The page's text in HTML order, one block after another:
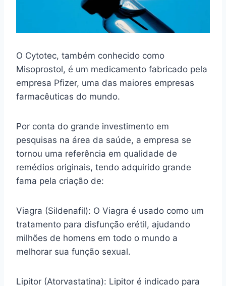
O Cytotec, também conhecido como
Misoprostol, é um medicamento fabricado pela
empresa Pfizer, uma das maiores empresas
farmacêuticas do mundo.
Por conta do grande investimento em
pesquisas na área da saúde, a empresa se
tornou uma referência em qualidade de
remédios originais, tendo adquirido grande
fama pela criação de:
Viagra (Sildenafil): O Viagra é usado como um
tratamento para disfunção erétil, ajudando
milhões de homens em todo o mundo a
melhorar sua função sexual.
Lipitor (Atorvastatina): Lipitor é indicado para